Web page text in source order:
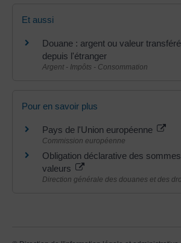
Et aussi
Douane : argent ou valeur
depuis l'étranger
Argent - Impôts - Consommation
Pour en savoir plus
Pays de l'Union européenne
Commission européenne
Obligation déclarative des
valeurs
Direction générale des douanes et des